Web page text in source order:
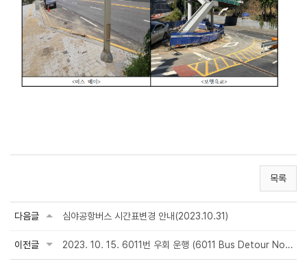
목록
다음글 심야공항버스 시간표변경 안내(2023.10.31)
이전글 2023. 10. 15. 6011번 우회 운행 (6011 Bus Detour Notice)